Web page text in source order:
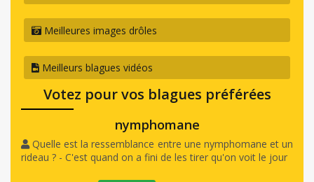
Meilleures images drôles
Meilleurs blagues vidéos
Votez pour vos blagues préférées
nymphomane
Quelle est la ressemblance entre une nymphomane et un
rideau ? - C'est quand on a fini de les tirer qu'on voit le jour